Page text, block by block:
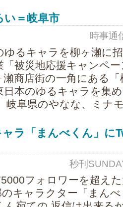
い＝岐阜市
時事通
ゆるキャラを柳ヶ瀬に
「被災地応援キャンペ
瀬商店街の一角にある
日本のゆるキャラを集
岐阜県のやなな、ミナ
ラ「まんべくん」に
秒刊
フォロワーを超え
のキャラクター「まん